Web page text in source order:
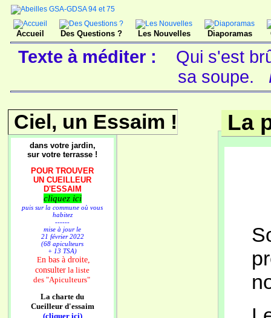
Accueil Des Questions ? Les Nouvelles Diaporamas
Texte à méditer :
Qui s'est
sa soupe.
Ciel, un Essaim !
dans votre jardin,
sur votre terrasse !
POUR TROUVER
UN CUEILLEUR
D'ESSAIM
cliquez ici
puis sur la commune où vous
habitez
------
mise à jour le
21 février 2022
(68 apiculteurs
+ 13 TSA)
En bas à droite,
consulter la liste
des "Apiculteurs"
La charte du
Cueilleur d'essaim
(cliquer ici)
La